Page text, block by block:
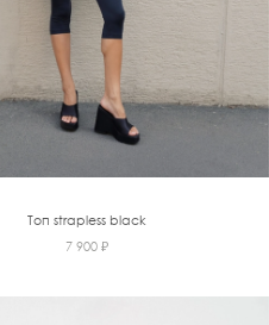
Топ strapless black
7 900 ₽